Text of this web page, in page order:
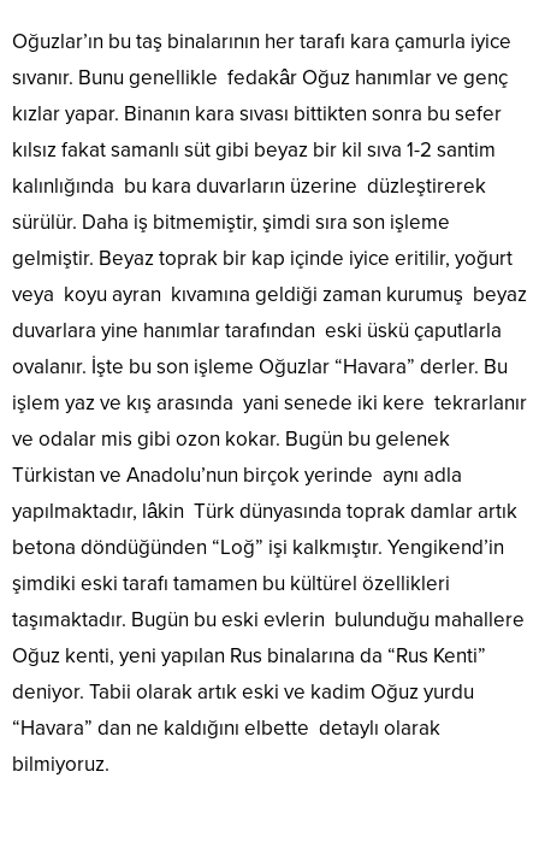
Oğuzlar’ın bu taş binalarının her tarafı kara çamurla iyice
sıvanır. Bunu genellikle fedakâr Oğuz hanımlar ve genç
kızlar yapar. Binanın kara sıvası bittikten sonra bu sefer
kılsız fakat samanlı süt gibi beyaz bir kil sıva 1-2 santim
kalınlığında bu kara duvarların üzerine düzleştirerek
sürülür. Daha iş bitmemiştir, şimdi sıra son işleme
gelmiştir. Beyaz toprak bir kap içinde iyice eritilir, yoğurt
veya koyu ayran kıvamına geldiği zaman kurumuş beyaz
duvarlara yine hanımlar tarafından eski üskü çaputlarla
ovalanır. İşte bu son işleme Oğuzlar “Havara” derler. Bu
işlem yaz ve kış arasında yani senede iki kere tekrarlanır
ve odalar mis gibi ozon kokar. Bugün bu gelenek
Türkistan ve Anadolu’nun birçok yerinde aynı adla
yapılmaktadır, lâkin Türk dünyasında toprak damlar artık
betona döndüğünden “Loğ” işi kalkmıştır. Yengikend’in
şimdiki eski tarafı tamamen bu kültürel özellikleri
taşımaktadır. Bugün bu eski evlerin bulunduğu mahallere
Oğuz kenti, yeni yapılan Rus binalarına da “Rus Kenti”
deniyor. Tabii olarak artık eski ve kadim Oğuz yurdu
“Havara” dan ne kaldığını elbette detaylı olarak
bilmiyoruz.